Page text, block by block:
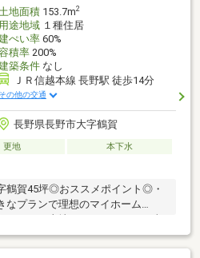
地面積153.7m2
用途地域１種住居
ぺい率60%
積率200%
築条件なし
ＪＲ信越本線 長野駅 徒歩14分
その他の交通
長野県長野市大字鶴賀
更地
本下水
賀45坪◎おススメポイント◎・
なプランで理想のマイホーム
です。・【南部小学校/櫻ヶ岡中学
ったハウスメーカー様のご紹介も